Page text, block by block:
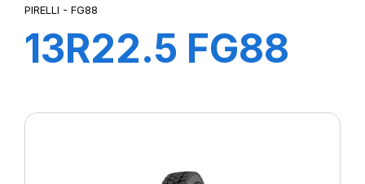
PIRELLI - FG88
13R22.5 FG88